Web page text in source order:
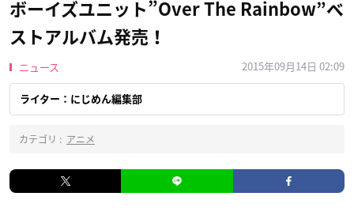
ボーイズユニット”Over The Rainbow”ベ
ストアルバム発売！
ニュース 2015年09月14日 02:09
ライター：にじめん編集部
カテゴリ : アニメ